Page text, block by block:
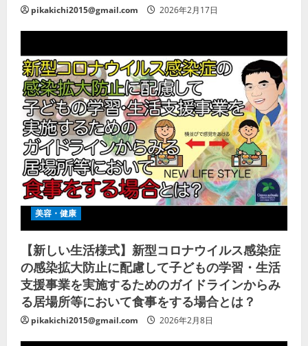
pikakichi2015@gmail.com 2026年2月17日
美容・健康
【新しい生活様式】新型コロナウイルス感染症
の感染拡大防止に配慮して子どもの学習・生活
支援事業を実施するためのガイドラインからみ
る居場所等において食事をする場合とは？
pikakichi2015@gmail.com 2026年2月8日